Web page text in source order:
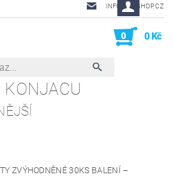
INFO@PHSHOP.CZ
0 0 Kč
KONJACU
ZVÝHODNĚNÉ 30KS BALENÍ –